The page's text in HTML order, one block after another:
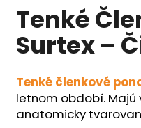
Tenké
Surtex –
Tenké členkové
letnom období. Majú
anatomicky
HĽADAŤ